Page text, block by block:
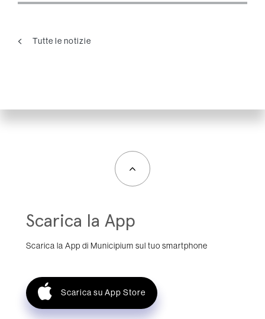
Tutte le notizie
Scarica la App
Scarica la App di Municipium sul tuo smartphone
Scarica su App Store